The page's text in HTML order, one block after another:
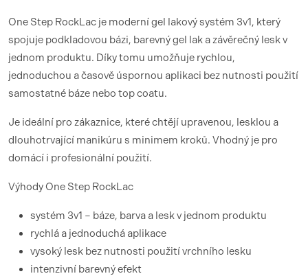
One Step RockLac je moderní gel lakový systém 3v1, který
spojuje podkladovou bázi, barevný gel lak a závěrečný lesk v
jednom produktu. Díky tomu umožňuje rychlou,
jednoduchou a časově úspornou aplikaci bez nutnosti použití
samostatné báze nebo top coatu.
Je ideální pro zákaznice, které chtějí upravenou, lesklou a
dlouhotrvající manikúru s minimem kroků. Vhodný je pro
domácí i profesionální použití.
Výhody One Step RockLac
systém 3v1 – báze, barva a lesk v jednom produktu
rychlá a jednoduchá aplikace
vysoký lesk bez nutnosti použití vrchního lesku
intenzivní barevný efekt